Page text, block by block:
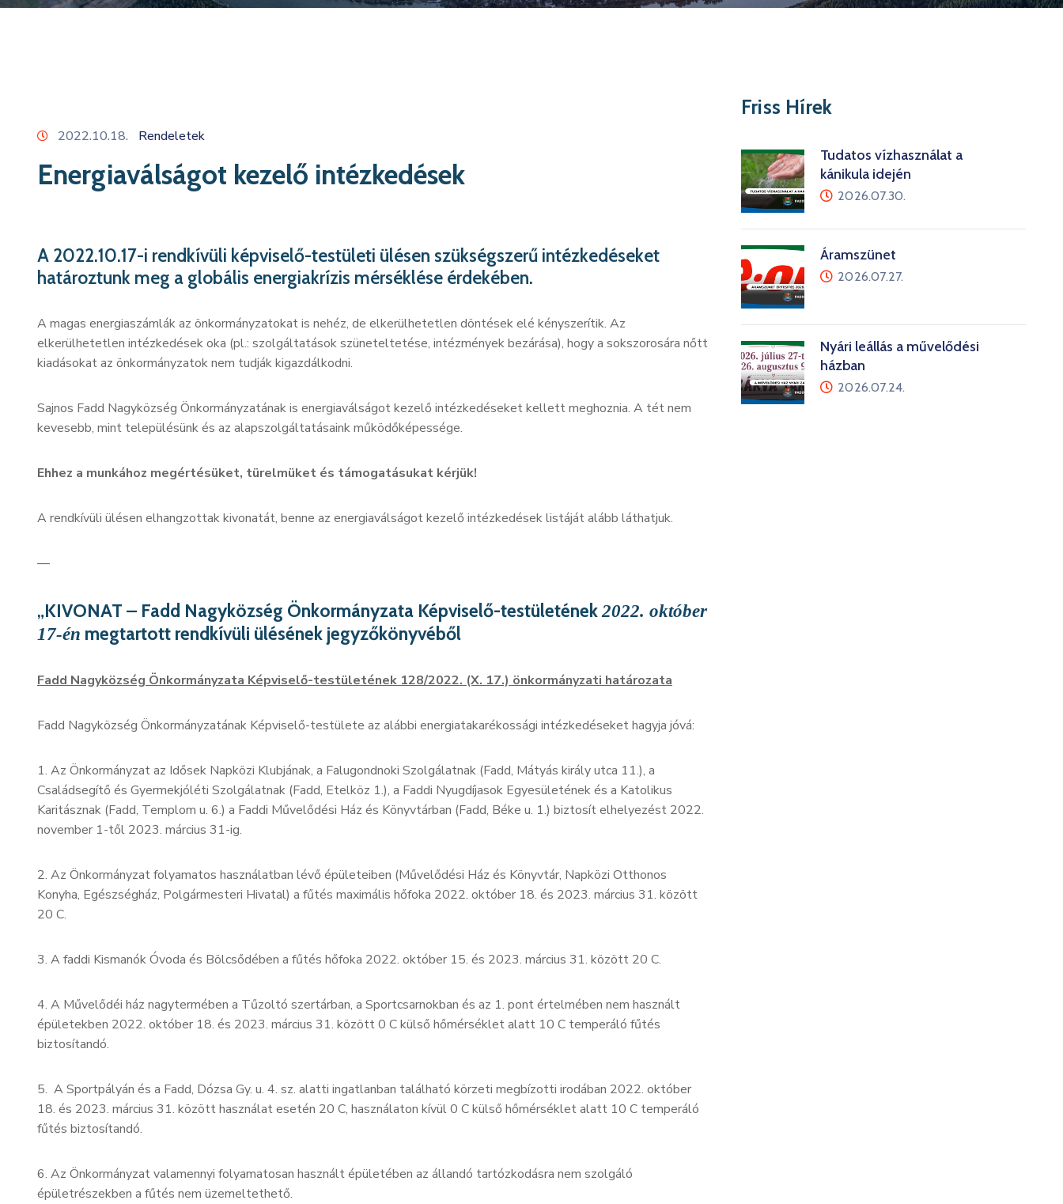
2022.10.18. Rendeletek
Energiaválságot kezelő intézkedések
A 2022.10.17-i rendkívüli képviselő-testületi ülésen szükségszerű intézkedéseket
határoztunk meg a globális energiakrízis mérséklése érdekében.
A magas energiaszámlák az önkormányzatokat is nehéz, de elkerülhetetlen döntések elé kényszerítik. Az
elkerülhetetlen intézkedések oka (pl.: szolgáltatások szüneteltetése, intézmények bezárása), hogy a sokszorosára nőtt
kiadásokat az önkormányzatok nem tudják kigazdálkodni.
Sajnos Fadd Nagyközség Önkormányzatának is energiaválságot kezelő intézkedéseket kellett meghoznia. A tét nem
kevesebb, mint településünk és az alapszolgáltatásaink működőképessége.
Ehhez a munkához megértésüket, türelmüket és támogatásukat kérjük!
A rendkívüli ülésen elhangzottak kivonatát, benne az energiaválságot kezelő intézkedések listáját alább láthatjuk.
—
„KIVONAT – Fadd Nagyközség Önkormányzata Képviselő-testületének2022. október
17-én megtartott rendkívüli ülésének jegyzőkönyvéből
Fadd Nagyközség Önkormányzata Képviselő-testületének 128/2022. (X. 17.) önkormányzati határozata
Fadd Nagyközség Önkormányzatának Képviselő-testülete az alábbi energiatakarékossági intézkedéseket hagyja jóvá:
1. Az Önkormányzat az Idősek Napközi Klubjának, a Falugondnoki Szolgálatnak (Fadd, Mátyás király utca 11.), a
Családsegítő és Gyermekjóléti Szolgálatnak (Fadd, Etelköz 1.), a Faddi Nyugdíjasok Egyesületének és a Katolikus
Karitásznak (Fadd, Templom u. 6.) a Faddi Művelődési Ház és Könyvtárban (Fadd, Béke u. 1.) biztosít elhelyezést 2022.
november 1-től 2023. március 31-ig.
2. Az Önkormányzat folyamatos használatban lévő épületeiben (Művelődési Ház és Könyvtár, Napközi Otthonos
Konyha, Egészségház, Polgármesteri Hivatal) a fűtés maximális hőfoka 2022. október 18. és 2023. március 31. között
20 C.
3. A faddi Kismanók Óvoda és Bölcsődében a fűtés hőfoka 2022. október 15. és 2023. március 31. között 20 C.
4. A Művelődéi ház nagytermében a Tűzoltó szertárban, a Sportcsarnokban és az 1. pont értelmében nem használt
épületekben 2022. október 18. és 2023. március 31. között 0 C külső hőmérséklet alatt 10 C temperáló fűtés
biztosítandó.
5. A Sportpályán és a Fadd, Dózsa Gy. u. 4. sz. alatti ingatlanban található körzeti megbízotti irodában 2022. október
18. és 2023. március 31. között használat esetén 20 C, használaton kívül 0 C külső hőmérséklet alatt 10 C temperáló
fűtés biztosítandó.
6. Az Önkormányzat valamennyi folyamatosan használt épületében az állandó tartózkodásra nem szolgáló
épületrészekben a fűtés nem üzemeltethető.
Friss Hírek
Tudatos vízhasználat a
kánikula idején
2026.07.30.
Áramszünet
2026.07.27.
Nyári leállás a művelődési
házban
2026.07.24.